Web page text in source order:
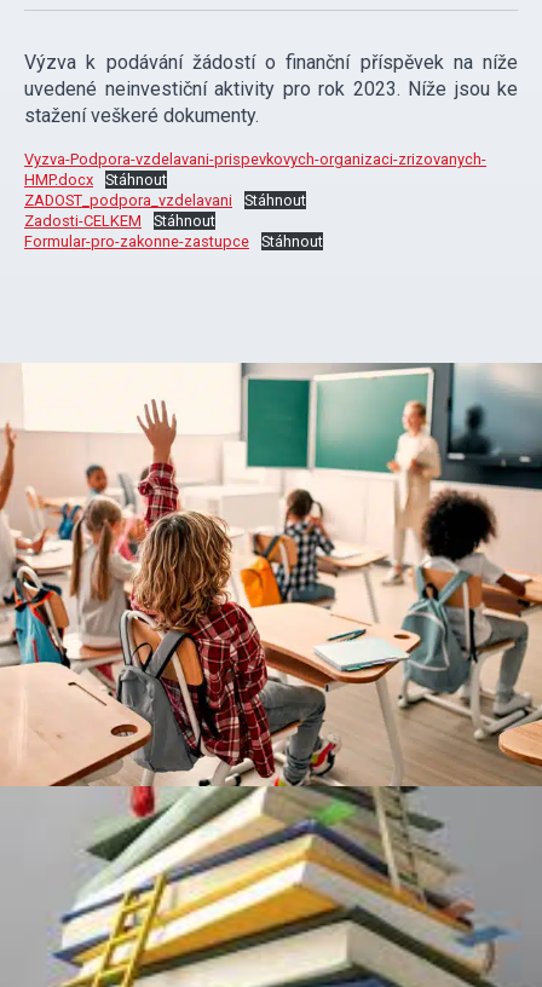
Výzva k podávání žádostí o finanční příspěvek na níže
uvedené neinvestiční aktivity pro rok 2023. Níže jsou ke
stažení veškeré dokumenty.
Vyzva-Podpora-vzdelavani-prispevkovych-organizaci-zrizovanych-
HMP.docx
Stáhnout
ZADOST_podpora_vzdelavani
Stáhnout
Zadosti-CELKEM
Stáhnout
Formular-pro-zakonne-zastupce
Stáhnout